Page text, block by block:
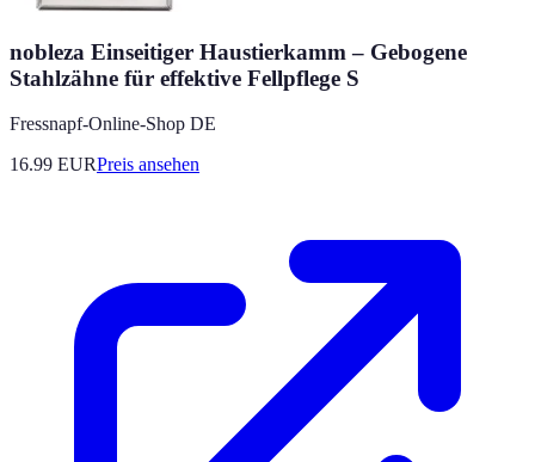
nobleza Einseitiger Haustierkamm – Gebogene
Stahlzähne für effektive Fellpflege S
Fressnapf-Online-Shop DE
16.99 EURPreis ansehen